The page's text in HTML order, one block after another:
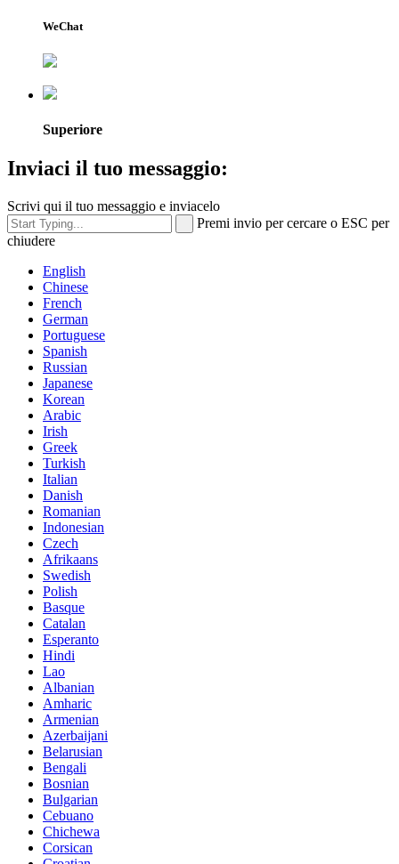
WeChat
Superiore
Inviaci il tuo messaggio:
Scrivi qui il tuo messaggio e inviacelo
Premi invio per cercare o ESC per
chiudere
English
Chinese
French
German
Portuguese
Spanish
Russian
Japanese
Korean
Arabic
Irish
Greek
Turkish
Italian
Danish
Romanian
Indonesian
Czech
Afrikaans
Swedish
Polish
Basque
Catalan
Esperanto
Hindi
Lao
Albanian
Amharic
Armenian
Azerbaijani
Belarusian
Bengali
Bosnian
Bulgarian
Cebuano
Chichewa
Corsican